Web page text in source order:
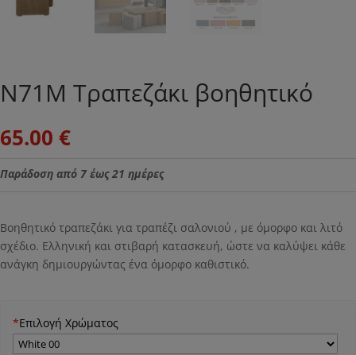
Ν71M Τραπεζάκι βοηθητικό
65.00 €
Παράδοση από 7 έως 21 ημέρες
Βοηθητικό τραπεζάκι για τραπέζι σαλονιού , με όμορφο και λιτό
σχέδιο. Ελληνική και στιβαρή κατασκευή, ώστε να καλύψει κάθε
ανάγκη δημιουργώντας ένα όμορφο καθιστικό.
*Επιλογή Χρώματος